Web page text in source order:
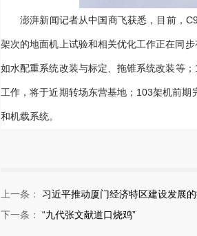
澎湃新闻记者从中国商飞获悉，目前，
架次的地面机上试验和相关优化工作正在同
如水配重系统改装与标定、拖锥系统改装等
工作，将于近期转场东营基地；103架机前
和机载系统。
上一条： 习近平推动厦门经济特区建设发展
下一条： “九代张文献道口烧鸡”